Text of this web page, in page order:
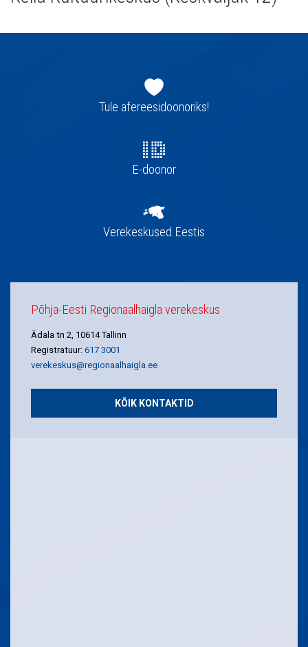
navigatsioonTule afereesidoonoriks!
E-doonor
Verekeskused Eestis
Põhja-Eesti Regionaalhaigla verekeskus
Ädala tn 2, 10614 Tallinn
Registratuur: 617 3001
verekeskus@regionaalhaigla.ee
KÕIK KONTAKTID